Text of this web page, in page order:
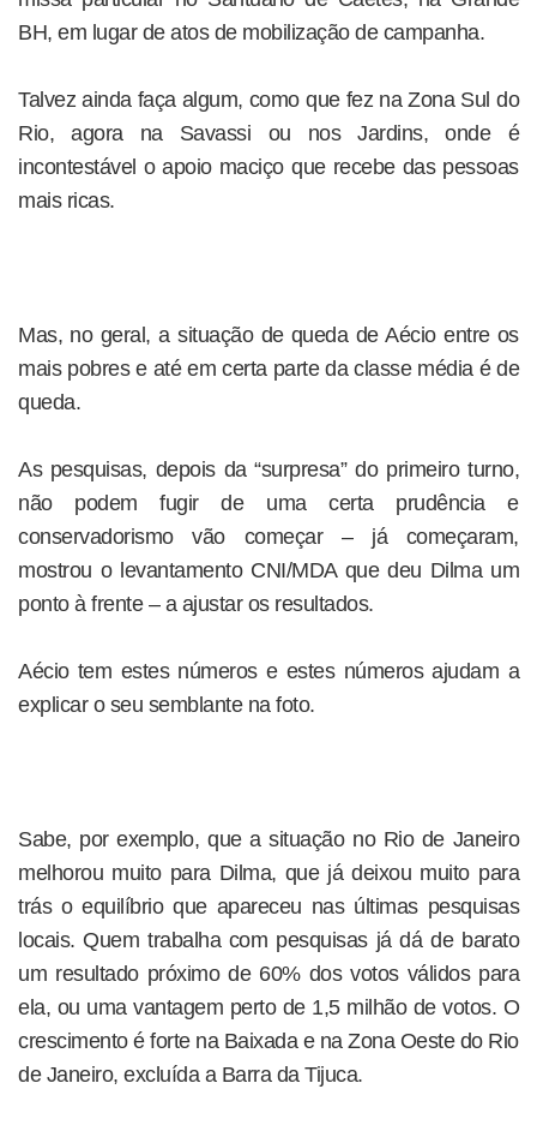
BH, em lugar de atos de mobilização de campanha.
Talvez ainda faça algum, como que fez na Zona Sul do
Rio, agora na Savassi ou nos Jardins, onde é
incontestável o apoio maciço que recebe das pessoas
mais ricas.
Mas, no geral, a situação de queda de Aécio entre os
mais pobres e até em certa parte da classe média é de
queda.
As pesquisas, depois da “surpresa” do primeiro turno,
não podem fugir de uma certa prudência e
conservadorismo vão começar – já começaram,
mostrou o levantamento CNI/MDA que deu Dilma um
ponto à frente – a ajustar os resultados.
Aécio tem estes números e estes números ajudam a
explicar o seu semblante na foto.
Sabe, por exemplo, que a situação no Rio de Janeiro
melhorou muito para Dilma, que já deixou muito para
trás o equilíbrio que apareceu nas últimas pesquisas
locais. Quem trabalha com pesquisas já dá de barato
um resultado próximo de 60% dos votos válidos para
ela, ou uma vantagem perto de 1,5 milhão de votos. O
crescimento é forte na Baixada e na Zona Oeste do Rio
de Janeiro, excluída a Barra da Tijuca.